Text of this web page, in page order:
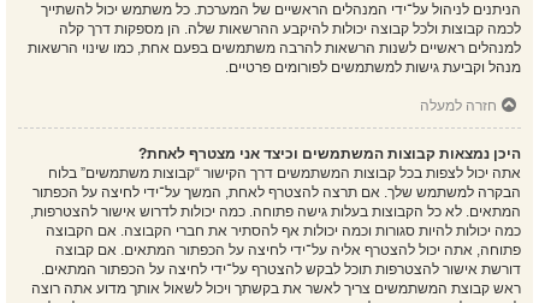
הניתנים לניהול על־ידי המנהלים הראשיים של המערכת. כל משתמש יכול להשתייך
לכמה קבוצות ולכל קבוצה יכולות להיקבע ההרשאות שלה. הן מספקות דרך קלה
למנהלים ראשיים לשנות הרשאות להרבה משתמשים בפעם אחת, כמו שינוי הרשאות
מנהל וקביעת גישות למשתמשים לפורומים פרטיים.
חזרה למעלה
היכן נמצאות קבוצות המשתמשים וכיצד אני מצטרף לאחת?
אתה יכול לצפות בכל קבוצות המשתמשים דרך הקישור “קבוצות משתמשים” בלוח
הבקרה למשתמש שלך. אם תרצה להצטרף לאחת, המשך על־ידי לחיצה על הכפתור
המתאים. לא כל הקבוצות בעלות גישה פתוחה. כמה יכולות לדרוש אישור להצטרפות,
כמה יכולות להיות סגורות וכמה יכולות אף להסתיר את חברי הקבוצה. אם הקבוצה
פתוחה, אתה יכול להצטרף אליה על־ידי לחיצה על הכפתור המתאים. אם קבוצה
דורשת אישור להצטרפות תוכל לבקש להצטרף על־ידי לחיצה על הכפתור המתאים.
ראש קבוצת המשתמשים צריך לאשר את בקשתך ויכול לשאול אותך מדוע אתה רוצה